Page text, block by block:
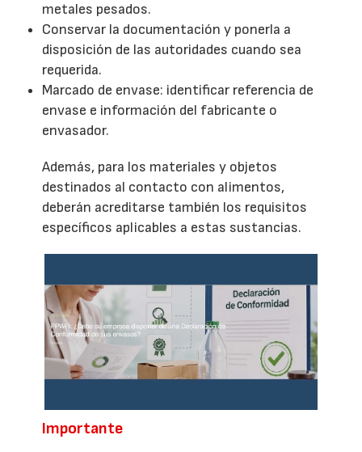
metales pesados.
Conservar la documentación y ponerla a
disposición de las autoridades cuando sea
requerida.
Marcado de envase: identificar referencia de
envase e información del fabricante o
envasador.
Además, para los materiales y objetos
destinados al contacto con alimentos,
deberán acreditarse también los requisitos
específicos aplicables a estas sustancias.
Importante